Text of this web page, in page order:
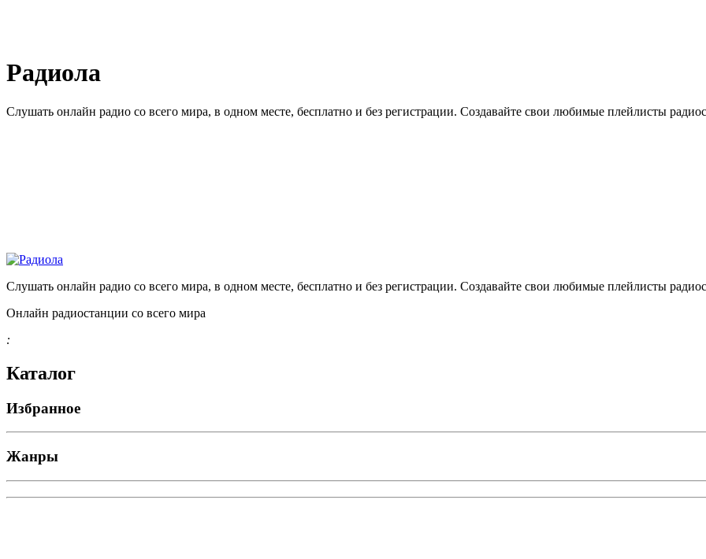
Радиола
Слушать онлайн радио со всего мира, в одном месте, бесплатно и без регистрации. Создавайте свои любимые плейлисты
Слушать онлайн радио со всего мира, в одном месте, бесплатно и без регистрации. Создавайте свои любимые плейлисты
Онлайн радиостанции со всего мира
:
Каталог
Избранное
Жанры